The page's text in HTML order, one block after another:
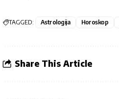
TAGGED: Astrologija Horoskop
Share This Article